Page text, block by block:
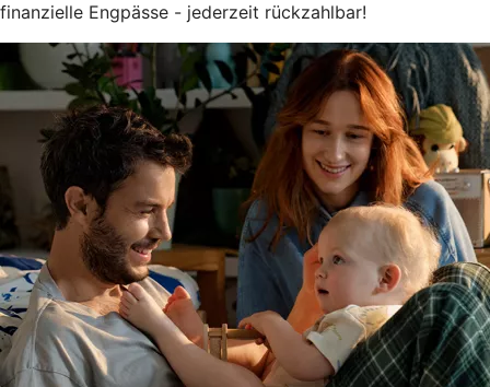
finanzielle Engpässe - jederzeit rückzahlbar!